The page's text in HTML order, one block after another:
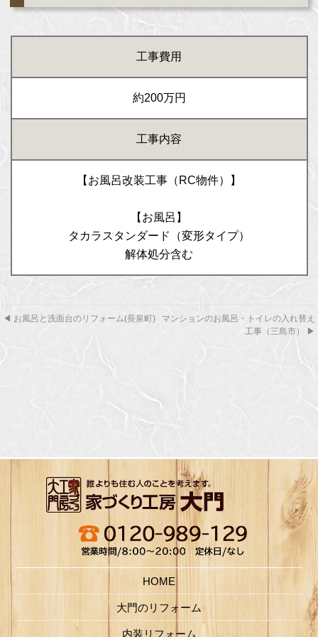
工事費用
約200万円
工事内容
【お風呂改装工事（RC物件）】
【お風呂】
タカラスタンダード（変形タイプ）
解体処分含む
◀ お風呂と洗面台のリフォーム(長泉町)
マンションのお風呂・トイレの入れ替え
工事（三島市）
▶
HOME
大門のリフォーム
内装リフォーム